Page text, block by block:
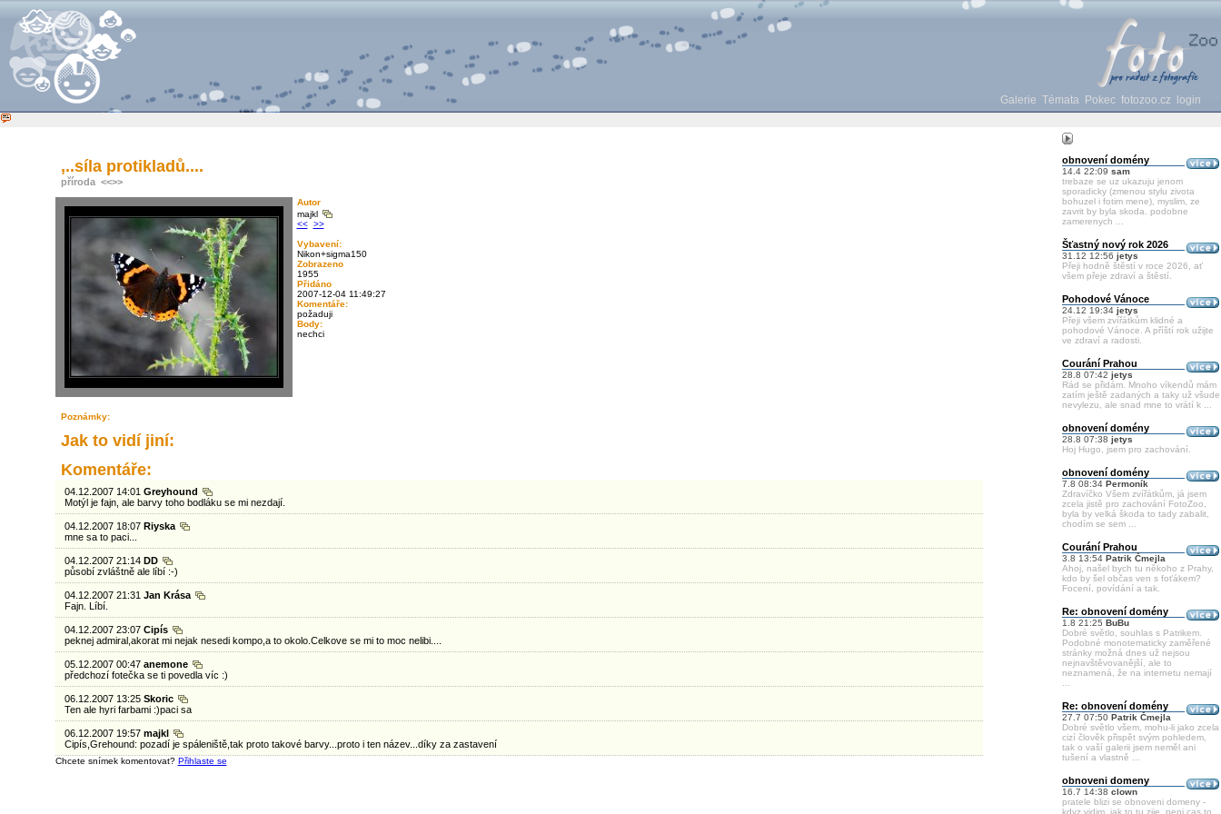
Galerie Témata Pokec fotozoo.cz login
obnovení domény
14.4 22:09 sam
trebaze se uz ukazuju jenom
sporadicky (zmenou stylu zivota
bohuzel i fotim mene), myslim, ze
zavrit by byla skoda. podobne
zamerenych ...
Šťastný nový rok 2026
31.12 12:56 jetys
Přeji hodně štěstí v roce 2026, ať
všem přeje zdraví a štěstí.
Pohodové Vánoce
24.12 19:34 jetys
Přeji všem zvířátkům klidné a
pohodové Vánoce. A příští rok užijte
ve zdraví a radosti.
Courání Prahou
28.8 07:42 jetys
Rád se přidám. Mnoho víkendů mám
zatím ještě zadaných a taky už všude
nevylezu, ale snad mne to vrátí k ...
obnovení domény
28.8 07:38 jetys
Hoj Hugo, jsem pro zachování.
obnovení domény
7.8 08:34 Permoník
Zdravíčko Všem zvířátkům, já jsem
zcela jistě pro zachování FotoZoo,
byla by velká škoda to tady zabalit,
chodím se sem ...
Courání Prahou
3.8 13:54 Patrik Čmejla
Ahoj, našel bych tu někoho z Prahy,
kdo by šel občas ven s foťákem?
Focení, povídání a tak.
Re: obnovení domény
1.8 21:25 BuBu
Dobré světlo, souhlas s Patrikem.
Podobné monotematicky zaměřené
stránky možná dnes už nejsou
nejnavštěvovanější, ale to
neznamená, že na internetu nemají
Re: obnovení domény
27.7 07:50 Patrik Čmejla
Dobré světlo všem, mohu-li jako zcela
cizí člověk přispět svým pohledem,
tak o vaší galerii jsem neměl ani
tušení a vlastně ...
obnoveni domeny
16.7 14:38 clown
pratele blizi se obnoveni domeny -
kdyz vidim, jak to tu zije, neni cas to
,..síla protikladů....
příroda <<>>
Autor
majkl
<< >>
Vybavení:
Nikon+sigma150
Zobrazeno
1955
Přidáno
2007-12-04 11:49:27
Komentáře:
požaduji
Body:
nechci
Poznámky:
Jak to vidí jiní:
Komentáře:
04.12.2007 14:01 Greyhound
Motýl je fajn, ale barvy toho bodláku se mi nezdají.
04.12.2007 18:07 Riyska
mne sa to paci...
04.12.2007 21:14 DD
působí zvláštně ale líbí :-)
04.12.2007 21:31 Jan Krása
Fajn. Líbí.
04.12.2007 23:07 Cipís
peknej admiral,akorat mi nejak nesedi kompo,a to okolo.Celkove se mi to moc nelibi....
05.12.2007 00:47 anemone
předchozí fotečka se ti povedla víc :)
06.12.2007 13:25 Skoric
Ten ale hyri farbami :)paci sa
06.12.2007 19:57 majkl
Cipís,Grehound: pozadí je spáleniště,tak proto takové barvy...proto i ten název...díky za zastavení
Chcete snímek komentovat? Přihlaste se